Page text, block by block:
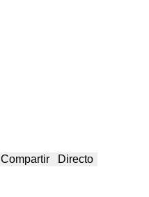
Compartir Directo